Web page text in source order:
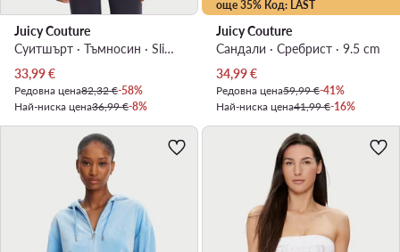
Juicy Couture
Суитшърт · Тъмносин · Slim Fit
Актуална цена
33,99€
Редовна цена82,32 €-58%
Най-ниска цена36,99 €-8%
още 35% Код: LAST
Juicy Couture
Сандали · Сребрист · 9.5 cm
Актуална цена
34,99€
Редовна цена59,99 €-41%
Най-ниска цена41,99 €-16%